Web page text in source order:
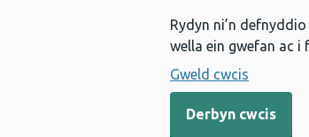
Rydyn ni’n
wella ein gwefan ac
Gweld cwcis
Derbyn cwcis